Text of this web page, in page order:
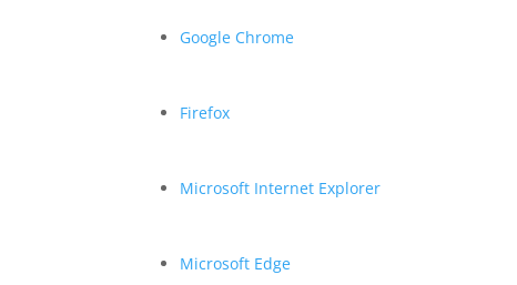
Google Chrome
Firefox
Microsoft Internet Explorer
Microsoft Edge